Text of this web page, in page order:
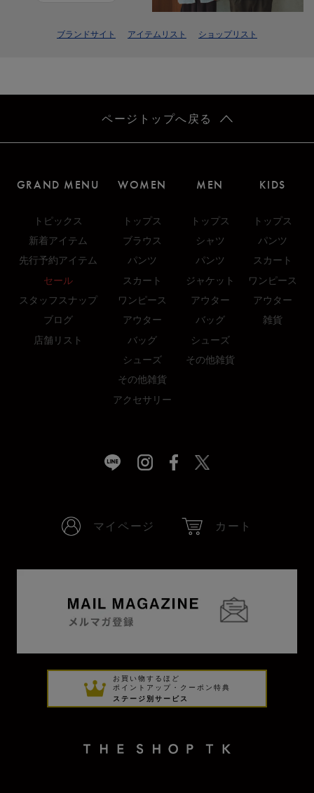
ブランドサイト アイテムリスト ショップリスト
ページトップへ戻る
GRAND MENU
トピックス
新着アイテム
先行予約アイテム
セール
スタッフスナップ
ブログ
店舗リスト
WOMEN
トップス
ブラウス
パンツ
スカート
ワンピース
アウター
バッグ
シューズ
その他雑貨
アクセサリー
MEN
トップス
シャツ
パンツ
ジャケット
アウター
バッグ
シューズ
その他雑貨
KIDS
トップス
パンツ
スカート
ワンピース
アウター
雑貨
マイページ カート
お買い物するほど
ポイントアップ・クーポン特典
ステージ別サービス